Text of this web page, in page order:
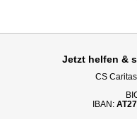
Jetzt helfen &
CS
IBAN: